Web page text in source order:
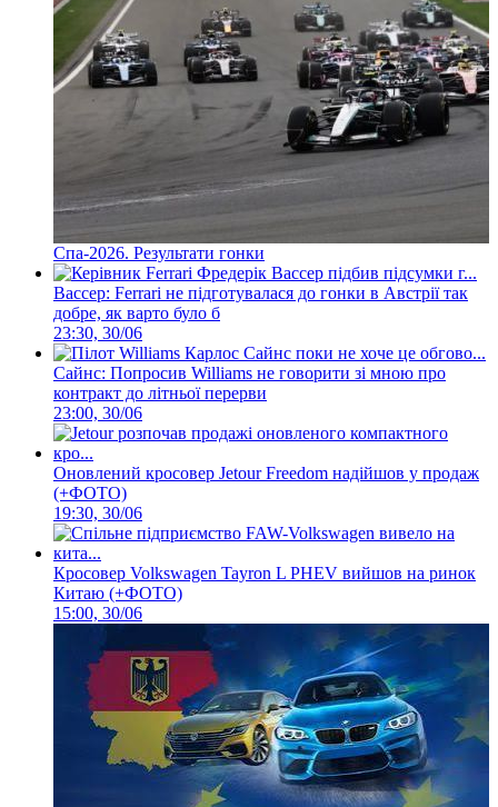
Спа-2026. Результати гонки
Вассер: Ferrari не підготувалася до гонки в Австрії так
добре, як варто було б
23:30, 30/06
Сайнс: Попросив Williams не говорити зі мною про
контракт до літньої перерви
23:00, 30/06
Оновлений кросовер Jetour Freedom надійшов у продаж
(+ФОТО)
19:30, 30/06
Кросовер Volkswagen Tayron L PHEV вийшов на ринок
Китаю (+ФОТО)
15:00, 30/06